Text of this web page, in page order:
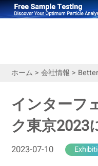
ホーム > 会社情報 >
インターフ
ク東京2023
2023-07-10